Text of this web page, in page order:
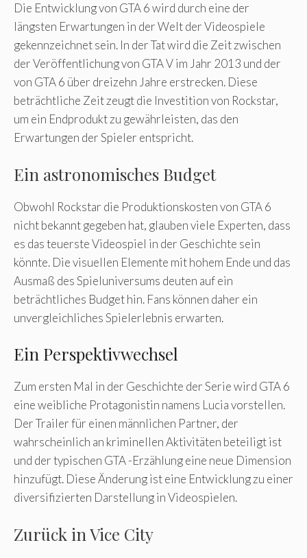
Die Entwicklung von GTA 6 wird durch eine der
längsten Erwartungen in der Welt der Videospiele
gekennzeichnet sein. In der Tat wird die Zeit zwischen
der Veröffentlichung von GTA V im Jahr 2013 und der
von GTA 6 über dreizehn Jahre erstrecken. Diese
beträchtliche Zeit zeugt die Investition von Rockstar,
um ein Endprodukt zu gewährleisten, das den
Erwartungen der Spieler entspricht.
Ein astronomisches Budget
Obwohl Rockstar die Produktionskosten von GTA 6
nicht bekannt gegeben hat, glauben viele Experten, dass
es das teuerste Videospiel in der Geschichte sein
könnte. Die visuellen Elemente mit hohem Ende und das
Ausmaß des Spieluniversums deuten auf ein
beträchtliches Budget hin. Fans können daher ein
unvergleichliches Spielerlebnis erwarten.
Ein Perspektivwechsel
Zum ersten Mal in der Geschichte der Serie wird GTA 6
eine weibliche Protagonistin namens Lucia vorstellen.
Der Trailer für einen männlichen Partner, der
wahrscheinlich an kriminellen Aktivitäten beteiligt ist
und der typischen GTA -Erzählung eine neue Dimension
hinzufügt. Diese Änderung ist eine Entwicklung zu einer
diversifizierten Darstellung in Videospielen.
Zurück in Vice City